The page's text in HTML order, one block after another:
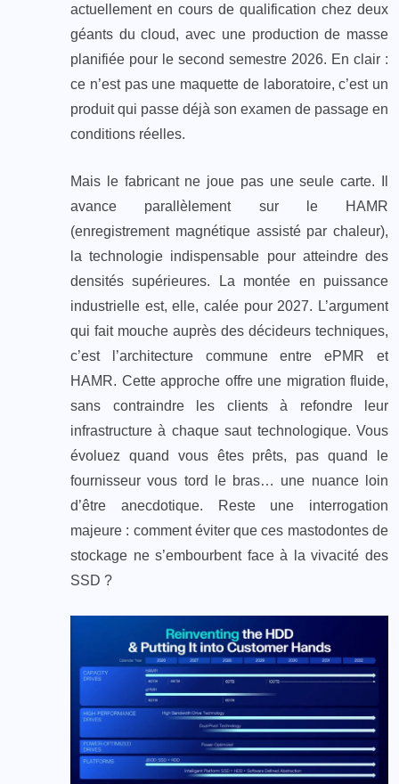
actuellement en cours de qualification chez deux
géants du cloud, avec une production de masse
planifiée pour le second semestre 2026. En clair :
ce n’est pas une maquette de laboratoire, c’est un
produit qui passe déjà son examen de passage en
conditions réelles.
Mais le fabricant ne joue pas une seule carte. Il
avance parallèlement sur le HAMR
(enregistrement magnétique assisté par chaleur),
la technologie indispensable pour atteindre des
densités supérieures. La montée en puissance
industrielle est, elle, calée pour 2027. L’argument
qui fait mouche auprès des décideurs techniques,
c’est l’architecture commune entre ePMR et
HAMR. Cette approche offre une migration fluide,
sans contraindre les clients à refondre leur
infrastructure à chaque saut technologique. Vous
évoluez quand vous êtes prêts, pas quand le
fournisseur vous tord le bras… une nuance loin
d’être anecdotique. Reste une interrogation
majeure : comment éviter que ces mastodontes de
stockage ne s’embourbent face à la vivacité des
SSD ?